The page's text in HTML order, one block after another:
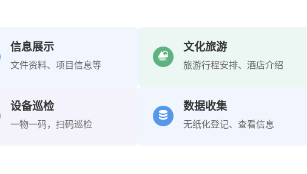
信息展示
文件资料、项目信息等
文化旅游
旅游行程安排、酒店介绍
设备巡检
一物一码，扫码巡检
数据收集
无纸化登记、查看信息